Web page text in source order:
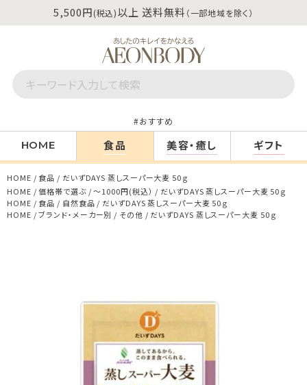
5,500円(税込)以上 送料無料 （一部地域を除く）
おすすめ
HOME 食品 美容・癒し ギフト
HOME 食品
だいずDAYS 蒸しスーパー大麦 50ｇ
HOME
価格帯で選ぶ ～1000円(税込）
だいずDAYS 蒸しスーパー大麦 50ｇ
HOME
食品 自然食品
だいずDAYS 蒸しスーパー大麦 50ｇ
HOME
ブランド・メーカー別 その他 だいずDAYS 蒸しスーパー大麦 50ｇ